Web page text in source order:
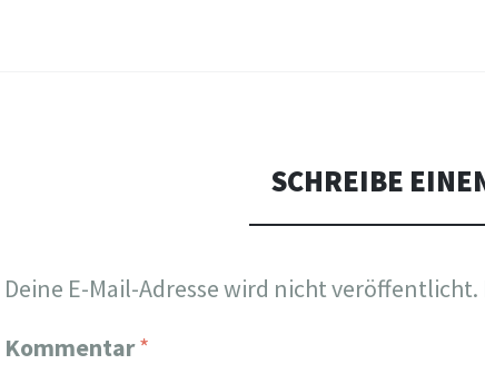
SCHREIBE
Deine E-Mail-Adresse wird nicht veröffentlicht.
Kommentar*